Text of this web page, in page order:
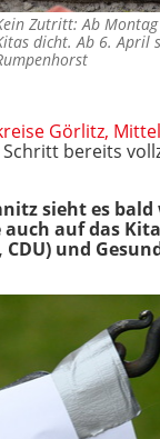
Zutritt: Ab
dicht. Ab 6. April
Görlitz,
bereits
sieht es
auf das
CDU) und